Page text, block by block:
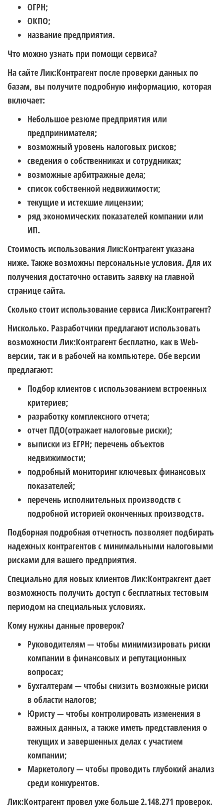
ОГРН;
ОКПО;
название предприятия.
Что можно узнать при помощи сервиса?
На сайте Лик:Контрагент после проверки данных по
базам, вы получите подробную информацию, которая
включает:
Небольшое резюме предприятия или
предпринимателя;
возможный уровень налоговых рисков;
сведения о собственниках и сотрудниках;
возможные арбитражные дела;
список собственной недвижимости;
текущие и истекшие лицензии;
ряд экономических показателей компании или
ИП.
Стоимость использования Лик:Контрагент указана
ниже. Также возможны персональные условия. Для их
получения достаточно оставить заявку на главной
странице сайта.
Сколько стоит использование сервиса Лик:Контрагент?
Нисколько. Разработчики предлагают использовать
возможности Лик:Контрагент бесплатно, как в Web-
версии, так и в рабочей на компьютере. Обе версии
предлагают:
Подбор клиентов с использованием встроенных
критериев;
разработку комплексного отчета;
отчет ПДО(отражает налоговые риски);
выписки из ЕГРН; перечень объектов
недвижимости;
подробный мониторинг ключевых финансовых
показателей;
перечень исполнительных производств с
подробной историей оконченных производств.
Подборная подробная отчетность позволяет подбирать
надежных контрагентов с минимальными налоговыми
рисками для вашего предприятия.
Специально для новых клиентов Лик:Контракгент дает
возможность получить доступ с бесплатных тестовым
периодом на специальных условиях.
Кому нужны данные проверок?
Руководителям — чтобы минимизировать риски
компании в финансовых и репутационных
вопросах;
Бухгалтерам — чтобы снизить возможные риски
в области налогов;
Юристу — чтобы контролировать изменения в
важных данных, а также иметь представления о
текущих и завершенных делах с участием
компании;
Маркетологу — чтобы проводить глубокий анализ
среди конкурентов.
Лик:Контрагент провел уже больше 2.148.271 проверок.